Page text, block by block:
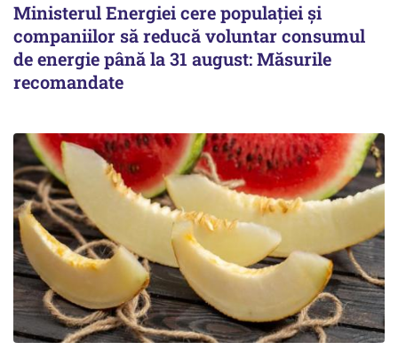
Ministerul Energiei cere populației și
companiilor să reducă voluntar consumul
de energie până la 31 august: Măsurile
recomandate